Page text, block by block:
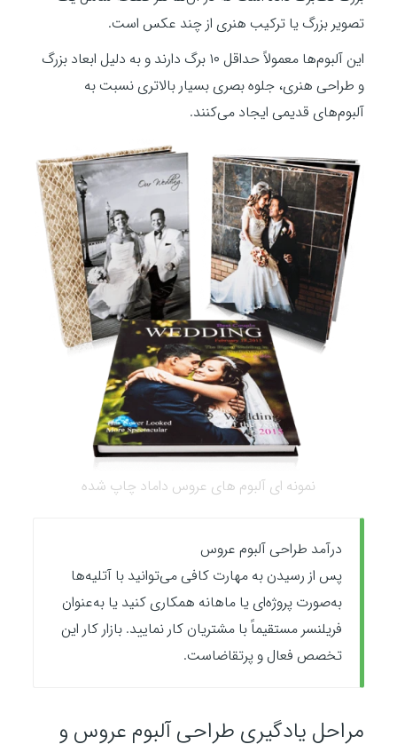
تصویر بزرگ یا ترکیب هنری از چند عکس است.
این آلبوم‌ها معمولاً حداقل ۱۰ برگ دارند و به دلیل ابعاد بزرگ
و طراحی هنری، جلوه بصری بسیار بالاتری نسبت به
آلبوم‌های قدیمی ایجاد می‌کنند.
نمونه ای آلبوم های عروس داماد چاپ شده
درآمد طراحی آلبوم عروس
پس از رسیدن به مهارت کافی می‌توانید با آتلیه‌ها
به‌صورت پروژه‌ای یا ماهانه همکاری کنید یا به‌عنوان
فریلنسر مستقیماً با مشتریان کار نمایید. بازار کار این
تخصص فعال و پرتقاضاست.
مراحل یادگیری طراحی آلبوم عروس و